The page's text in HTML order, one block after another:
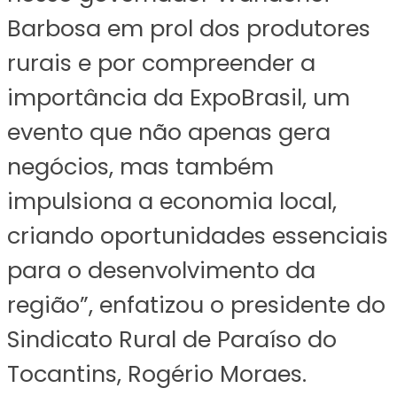
Barbosa em prol dos produtores
rurais e por compreender a
importância da ExpoBrasil, um
evento que não apenas gera
negócios, mas também
impulsiona a economia local,
criando oportunidades essenciais
para o desenvolvimento da
região”, enfatizou o presidente do
Sindicato Rural de Paraíso do
Tocantins, Rogério Moraes.